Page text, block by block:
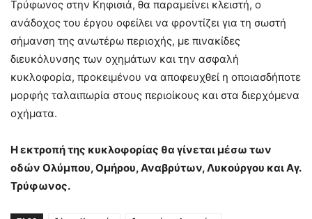
Τρύφωνος στην Κηφισιά, θα παραμείνει κλειστή, ο
ανάδοχος του έργου οφείλει να φροντίζει για τη σωστή
σήμανση της ανωτέρω περιοχής, με πινακίδες
διευκόλυνσης των οχημάτων και την ασφαλή
κυκλοφορία, προκειμένου να αποφευχθεί η οποιασδήποτε
μορφής ταλαιπωρία στους περιοίκους και στα διερχόμενα
οχήματα.
Η εκτροπή της κυκλοφορίας θα γίνεται μέσω των
οδών Ολύμπου, Ομήρου, Αναβρύτων, Λυκούργου και Αγ.
Τρύφωνος.